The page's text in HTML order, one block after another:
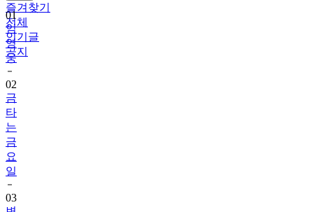
즐겨찾기
전체
인기글
공지
01
임
영
웅
02
금
타
는
금
요
일
03